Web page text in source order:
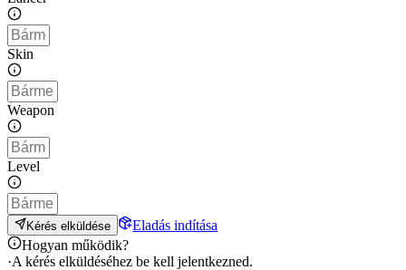
Skin
Weapon
Level
Kérés elküldése
Eladás indítása
Hogyan működik?
·A kérés elküldéséhez be kell jelentkezned.